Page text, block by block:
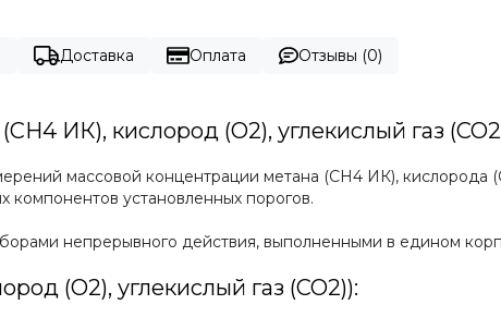
Доставка Оплата Отзывы (0)
ИК), кислород (O2), углекислый газ
массовой концентрации метана (СН4 ИК), кислорода
установленных порогов.
непрерывного действия, выполненными в едином
(O2), углекислый газ (CO2)):